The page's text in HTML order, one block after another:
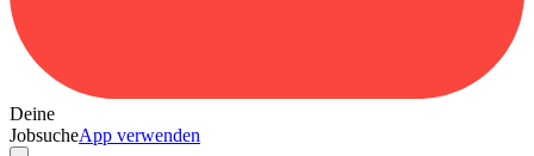
Deine
JobsucheApp verwenden